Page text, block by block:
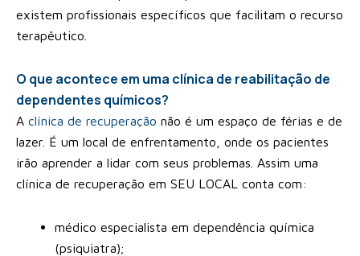
existem profissionais específicos que facilitam o recurso
terapêutico.
O que acontece em uma clínica de reabilitação de
dependentes químicos?
A clínica de recuperação não é um espaço de férias e de
lazer. É um local de enfrentamento, onde os pacientes
irão aprender a lidar com seus problemas. Assim uma
clínica de recuperação em SEU LOCAL conta com:
médico especialista em dependência química
(psiquiatra);